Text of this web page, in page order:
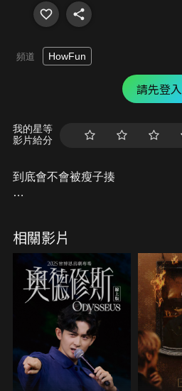
頻道 HowFun
請先登入
我的星等
影片給分
到底會不會被瘦子揍
導演 / 陳孜昊
特別演出 / 瘦子E.SO
安大風有限公司製作
製作人 / ininChen
製作助理 / RayYo、許乃文
攝影 / 王之謙、張賁凱、曾鼎翔
相關影片